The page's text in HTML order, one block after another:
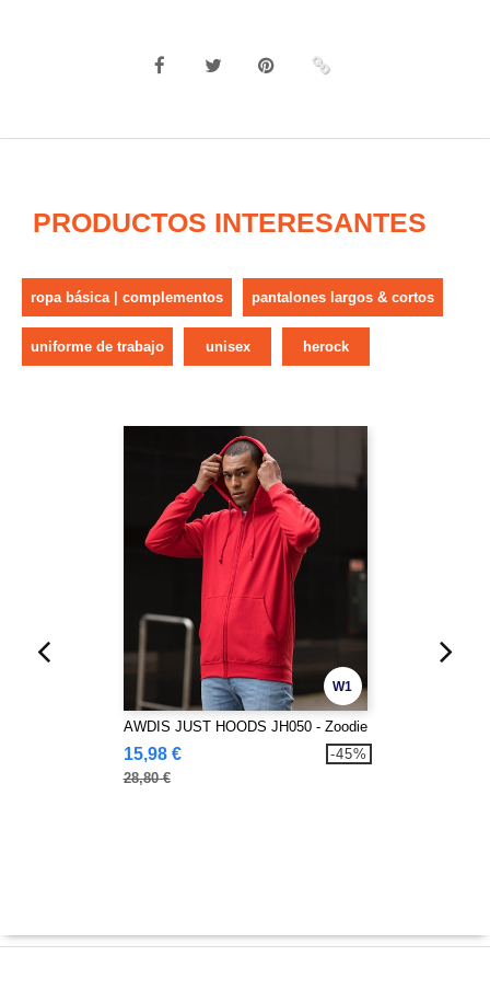
PRODUCTOS INTERESANTES
ropa básica | complementos pantalones largos & cortos
uniforme de trabajo unisex herock
W1
AWDIS JUST HOODS JH050 - Zoodie
15,98 €
28,80 €
-45%